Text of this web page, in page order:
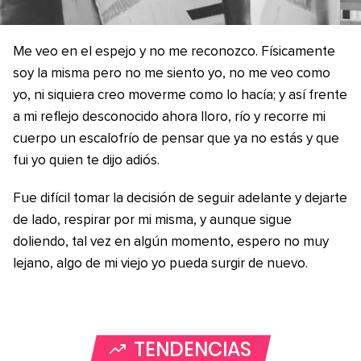
Me veo en el espejo y no me reconozco. Físicamente
soy la misma pero no me siento yo, no me veo como
yo, ni siquiera creo moverme como lo hacía; y así frente
a mi reflejo desconocido ahora lloro, río y recorre mi
cuerpo un escalofrío de pensar que ya no estás y que
fui yo quien te dijo adiós.
Fue difícil tomar la decisión de seguir adelante y dejarte
de lado, respirar por mi misma, y aunque sigue
doliendo, tal vez en algún momento, espero no muy
lejano, algo de mi viejo yo pueda surgir de nuevo.
TENDENCIAS